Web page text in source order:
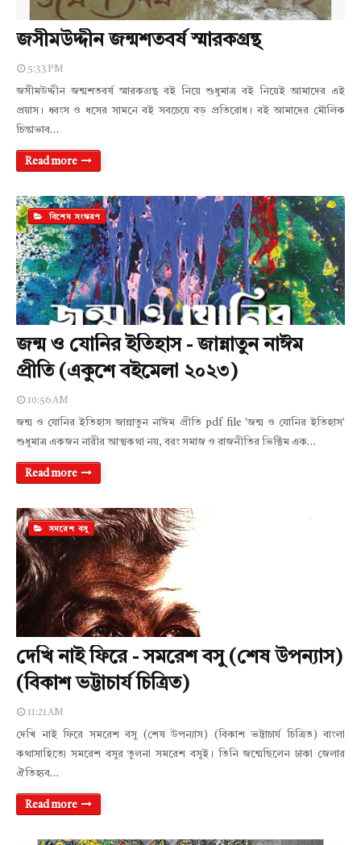
জসীমউদ্দীন জন্মশতবর্ষ স্মারকগ্রন্থ
5:33 PM
জসীমউদ্দীন জন্মশতবর্ষ স্মারকগ্রন্থ বই নিয়ে শুধুমাত্র বই নিয়েই আমাদের এই
প্রয়াস। ধ্বংস ও ধসের সামনে বই সবচেয়ে বড় প্রতিরোধ। বই আমাদের মৌলিক
চিন্তাভাব…
Read more
বিশেষ সংস্করণ
জন্ম ও যোনির ইতিহাস - জান্নাতুন নাঈম
প্রীতি (একুশে বইমেলা ২০২৩)
10:56 AM
জন্ম ও যোনির ইতিহাস জান্নাতুন নাঈম প্রীতি pdf file 'জন্ম ও যোনির ইতিহাস'
শুধুমাত্র একজন নারীর আত্মকথা নয়, বরং সমাজ ও রাজনীতির ভিক্টিম এক…
Read more
সমরেশ বসু
দেখি নাই ফিরে - সমরেশ বসু (শেষ উপন্যাস)
(বিকাশ ভট্টাচার্য চিত্রিত)
11:21 AM
দেখি নাই ফিরে সমরেশ বসু (শেষ উপন্যাস) (বিকাশ ভট্টাচার্য চিত্রিত) বাংলা
কথাসাহিত্যে সমরেশ বসুর তুলনা সমরেশ বসুই। তিনি জন্মেছিলেন ঢাকা জেলার
ঐতিহ্যব…
Read more